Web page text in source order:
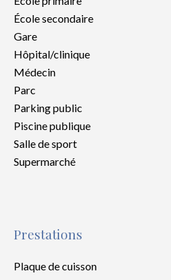
École secondaire
Gare
Hôpital/clinique
Médecin
Parc
Parking public
Piscine publique
Salle de sport
Supermarché
Prestations
Plaque de cuisson